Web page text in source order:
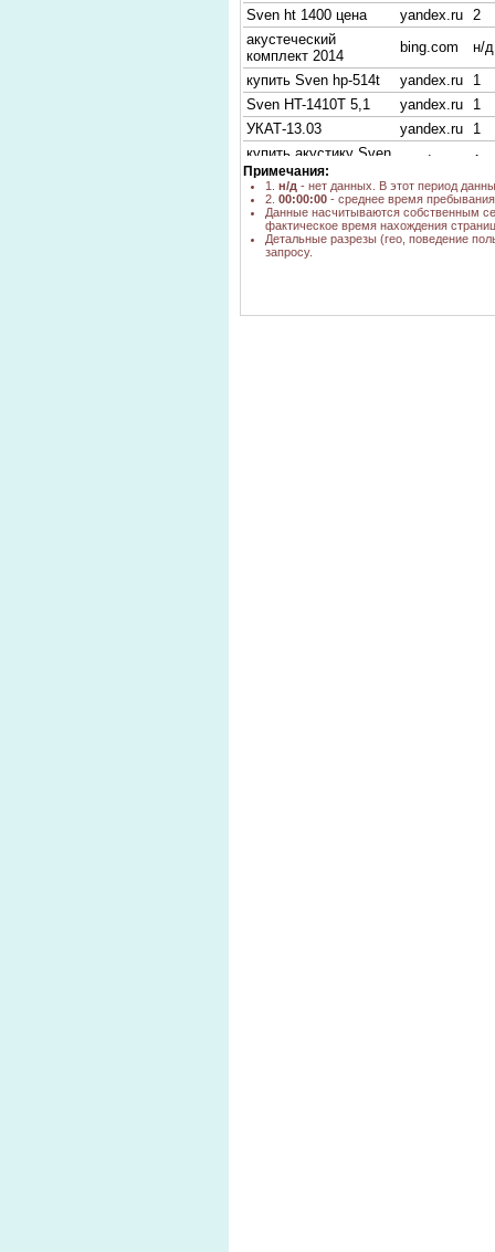
Sven ht 1400 цена
yandex.ru 2
акустеческий
комплект 2014
bing.com
н/д
купить Sven hp-514t
yandex.ru
1
Sven HT-1410T 5,1
yandex.ru
1
УКАТ-13.03
yandex.ru
1
купить акустику Sven
HP
yandex.ru
1
комплект запасных
укат-08.03
yandex.ru 1
свен ht-1410 где
купить
yandex.ru 1
sven ht 1400
yandex.ru 1
Примечания:
1. н/д - нет данных. В этот период
2. 00:00:00 - среднее время
Данные насчитываются собственным
фактическое время нахождения
Детальные разрезы (гео, поведение
запросу.